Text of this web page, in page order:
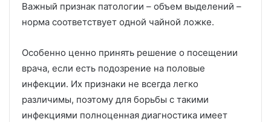
Важный признак патологии – объем выделений –
норма соответствует одной чайной ложке.
Особенно ценно принять решение о посещении
врача, если есть подозрение на половые
инфекции. Их признаки не всегда легко
различимы, поэтому для борьбы с такими
инфекциями полноценная диагностика имеет